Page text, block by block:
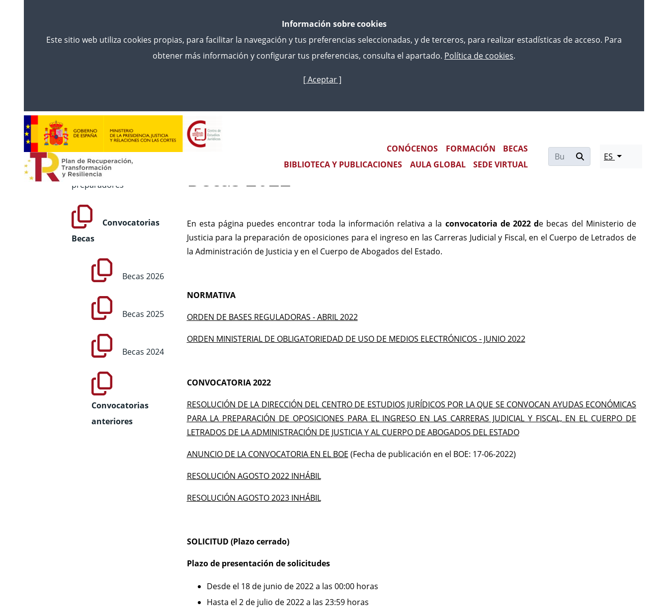
Pasar
contenido
Información sobre cookies
Este sitio web utiliza cookies propias, para facilitar la navegación y tus preferencias seleccionadas, y de terceros, para realizar estadísticas de acceso. Para
obtener más información y configurar tus preferencias, consulta el apartado. Política de cookies.
[ Aceptar ]
Main navigation
CONÓCENOS FORMACIÓN
BECAS
BIBLIOTECA Y PUBLICACIONES
AULA GLOBAL SEDE VIRTUAL
ES
BECAS
Convocatorias
preparadores
Convocatorias
Becas
Becas 2026
Becas 2025
Becas 2024
Convocatorias
anteriores
Volver
Becas 2022
En esta página puedes encontrar toda la información relativa a la convocatoria de 2022 de becas del Ministerio de
Justicia para la preparación de oposiciones para el ingreso en las Carreras Judicial y Fiscal, en el Cuerpo de Letrados de
la Administración de Justicia y en el Cuerpo de Abogados del Estado.
NORMATIVA
ORDEN DE BASES REGULADORAS - ABRIL 2022
ORDEN MINISTERIAL DE OBLIGATORIEDAD DE USO DE MEDIOS ELECTRÓNICOS - JUNIO 2022
CONVOCATORIA 2022
RESOLUCIÓN DE LA DIRECCIÓN DEL CENTRO DE ESTUDIOS JURÍDICOS POR LA QUE SE CONVOCAN AYUDAS ECONÓMICAS
PARA LA PREPARACIÓN DE OPOSICIONES PARA EL INGRESO EN LAS CARRERAS JUDICIAL Y FISCAL, EN EL CUERPO DE
LETRADOS DE LA ADMINISTRACIÓN DE JUSTICIA Y AL CUERPO DE ABOGADOS DEL ESTADO
ANUNCIO DE LA CONVOCATORIA EN EL BOE (Fecha de publicación en el BOE: 17-06-2022)
RESOLUCIÓN AGOSTO 2022 INHÁBIL
RESOLUCIÓN AGOSTO 2023 INHÁBIL
SOLICITUD (Plazo cerrado)
Plazo de presentación de solicitudes
Desde el 18 de junio de 2022 a las 00:00 horas
Hasta el 2 de julio de 2022 a las 23:59 horas